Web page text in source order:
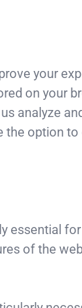
your
on your
analyze
the option
essential
of the